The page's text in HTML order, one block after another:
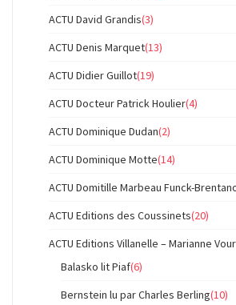
ACTU David Grandis(3)
ACTU Denis Marquet(13)
ACTU Didier Guillot(19)
ACTU Docteur Patrick Houlier(4)
ACTU Dominique Dudan(2)
ACTU Dominique Motte(14)
ACTU Domitille Marbeau Funck-
ACTU Editions des Coussinets(20)
ACTU Editions Villanelle – Marianne
Balasko lit Piaf(6)
Bernstein lu par Charles Berling(10)